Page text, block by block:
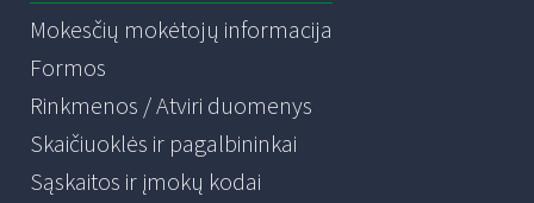
Mokesčių mokėtojų informacija
Formos
Rinkmenos / Atviri duomenys
Skaičiuoklės ir pagalbininkai
Sąskaitos ir įmokų kodai